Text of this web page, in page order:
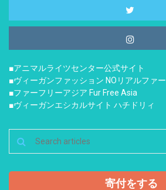
■アニマルライツセンター公式サイト
■ヴィーガンファッション NOリアルファー
■ファーフリーアジア Fur Free Asia
■ヴィーガンエシカルサイト ハチドリィ
寄付をする